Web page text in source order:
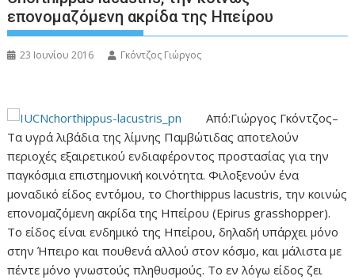
επονομαζόμενη ακρίδα της Ηπείρου
23 Ιουνίου 2016 Γκόντζος Γιώργος
Από:Γιώργος Γκόντζος–
Τα υγρά λιβάδια της λίμνης Παμβώτιδας αποτελούν
περιοχές εξαιρετικού ενδιαφέροντος προστασίας για την
παγκόσμια επιστημονική κοινότητα. Φιλοξενούν ένα
μοναδικό είδος εντόμου, το Chorthippus lacustris, την κοινώς
επονομαζόμενη ακρίδα της Ηπείρου (Epirus grasshopper).
Το είδος είναι ενδημικό της Ηπείρου, δηλαδή υπάρχει μόνο
στην Ήπειρο και πουθενά αλλού στον κόσμο, και μάλιστα με
πέντε μόνο γνωστούς πληθυσμούς. Το εν λόγω είδος ζει